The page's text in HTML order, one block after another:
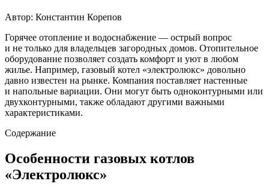
Автор: Константин Корепов
Горячее отопление и водоснабжение — острый вопрос
и не только для владельцев загородных домов. Отопительное
оборудование позволяет создать комфорт и уют в любом
жилье. Например, газовый котел «электролюкс» довольно
давно известен на рынке. Компания поставляет настенные
и напольные вариации. Они могут быть одноконтурными или
двухконтурными, также обладают другими важными
характеристиками.
Содержание
Особенности газовых котлов
«Электролюкс»